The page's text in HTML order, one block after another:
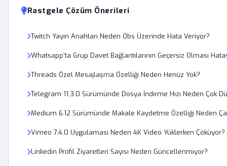
Rastgele Çözüm Önerileri
Twitch Yayın Anahtarı Neden Obs Üzerinde Hata Veriyor?
Whatsapp'ta Grup Davet Bağlantılarının Geçersiz Olması
Threads Özel Mesajlaşma Özelliği Neden Henüz Yok?
Telegram 11.3.0 Sürümünde Dosya İndirme Hızı Neden Çok
Medium 6.12 Sürümünde Makale Kaydetme Özelliği Neden
Vimeo 7.4.0 Uygulaması Neden 4K Video Yüklerken Çöküyor?
Linkedin Profil Ziyaretleri Sayısı Neden Güncellenmiyor?